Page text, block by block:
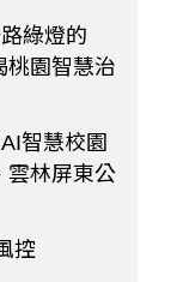
綠燈的
桃園智慧治
智慧校園
雲林屏東公
控